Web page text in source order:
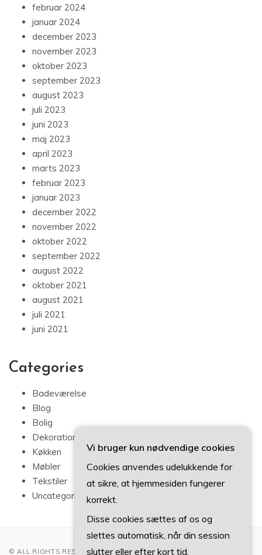
februar 2024
januar 2024
december 2023
november 2023
oktober 2023
september 2023
august 2023
juli 2023
juni 2023
maj 2023
april 2023
marts 2023
februar 2023
januar 2023
december 2022
november 2022
oktober 2022
september 2022
august 2022
oktober 2021
august 2021
juli 2021
juni 2021
Categories
Badeværelse
Blog
Bolig
Dekoration
Køkken
Møbler
Tekstiler
Uncategorized
© ALL RIGHTS RESERVED 2022
Vi bruger kun nødvendige cookies
Cookies anvendes udelukkende for
at sikre, at hjemmesiden fungerer
korrekt.
Disse cookies sættes af os og
slettes automatisk, når din session
slutter eller efter kort tid.